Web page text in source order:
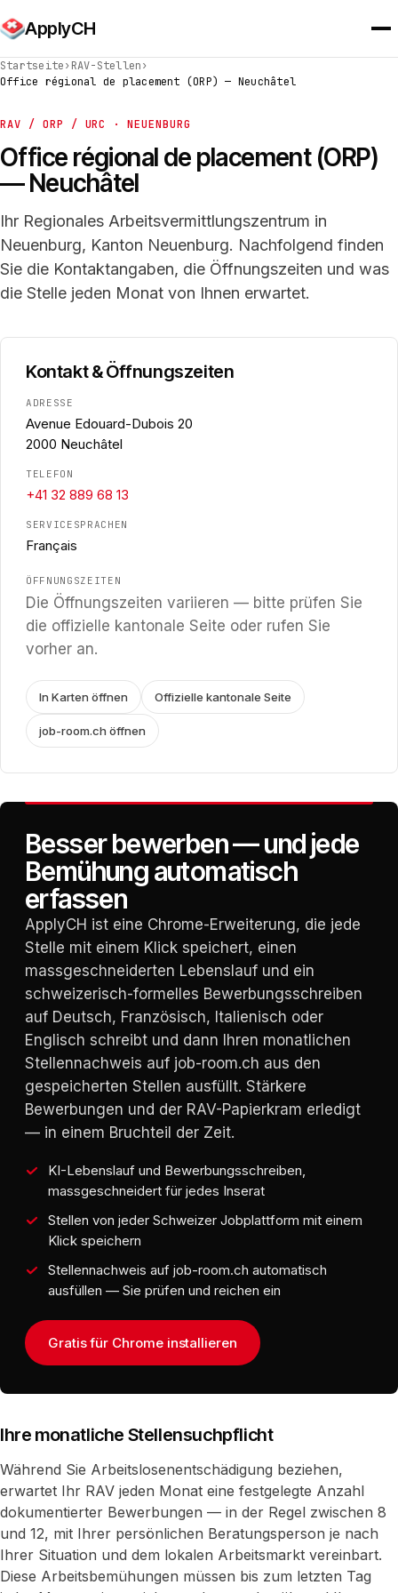
ApplyCH
Startseite› RAV-Stellen›
Office régional de placement (ORP) — Neuchâtel
RAV / ORP / URC · NEUENBURG
Office régional de placement (ORP)
— Neuchâtel
Ihr Regionales Arbeitsvermittlungszentrum in
Neuenburg, Kanton Neuenburg. Nachfolgend finden
Sie die Kontaktangaben, die Öffnungszeiten und was
die Stelle jeden Monat von Ihnen erwartet.
Kontakt & Öffnungszeiten
ADRESSE
Avenue Edouard-Dubois 20
2000 Neuchâtel
TELEFON
+41 32 889 68 13
SERVICESPRACHEN
Français
ÖFFNUNGSZEITEN
Die Öffnungszeiten variieren — bitte prüfen Sie
die offizielle kantonale Seite oder rufen Sie
vorher an.
In Karten öffnen Offizielle kantonale Seite
job-room.ch öffnen
Besser bewerben — und jede
Bemühung automatisch
erfassen
ApplyCH ist eine Chrome-Erweiterung, die jede
Stelle mit einem Klick speichert, einen
massgeschneiderten Lebenslauf und ein
schweizerisch-formelles Bewerbungsschreiben
auf Deutsch, Französisch, Italienisch oder
Englisch schreibt und dann Ihren monatlichen
Stellennachweis auf job-room.ch aus den
gespeicherten Stellen ausfüllt. Stärkere
Bewerbungen und der RAV-Papierkram erledigt
— in einem Bruchteil der Zeit.
KI-Lebenslauf und Bewerbungsschreiben,
massgeschneidert für jedes Inserat
Stellen von jeder Schweizer Jobplattform mit einem
Klick speichern
Stellennachweis auf job-room.ch automatisch
ausfüllen — Sie prüfen und reichen ein
Gratis für Chrome installieren
Ihre monatliche Stellensuchpflicht
Während Sie Arbeitslosenentschädigung beziehen,
erwartet Ihr RAV jeden Monat eine festgelegte Anzahl
dokumentierter Bewerbungen — in der Regel zwischen 8
und 12, mit Ihrer persönlichen Beratungsperson je nach
Ihrer Situation und dem lokalen Arbeitsmarkt vereinbart.
Diese Arbeitsbemühungen müssen bis zum letzten Tag